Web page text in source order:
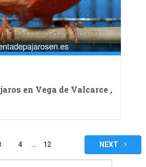
en Vega de Valcarce ,
4 … 12 NEXT